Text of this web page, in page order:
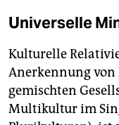
Universelle
Kulturelle
Anerkennung
gemischten
Multikultur im